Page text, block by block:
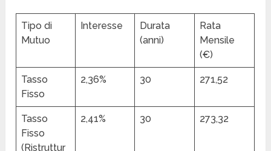
Tipo di
Mutuo
Interesse
Durata
(anni)
Rata
Mensile
(€)
Tasso
Fisso
2,36% 30 271,52
Tasso
Fisso
(Ristruttur
2,41% 30 273,32